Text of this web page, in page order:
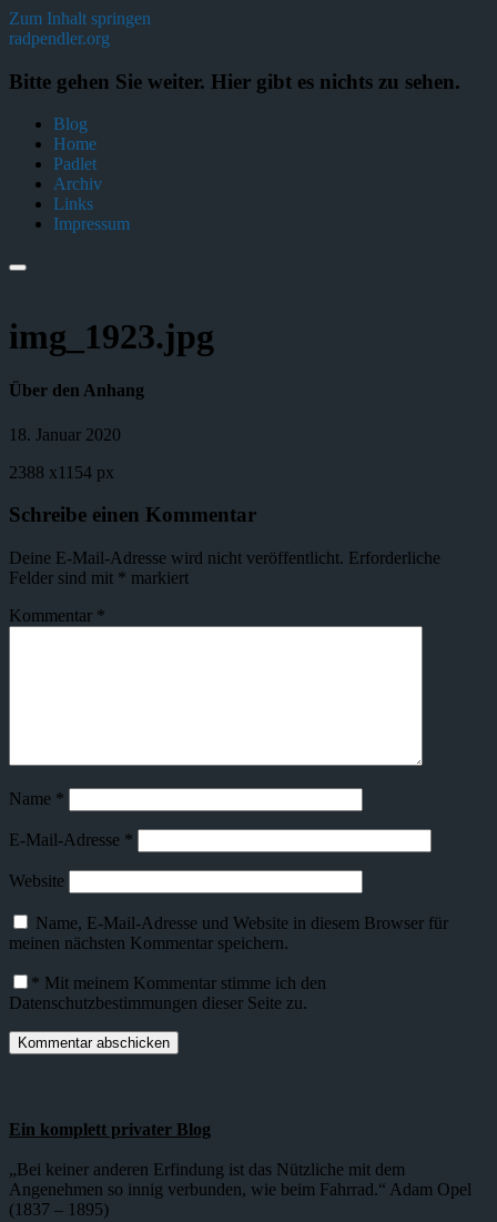
Zum Inhalt springen
radpendler.org
Bitte gehen Sie weiter. Hier gibt es nichts zu sehen.
Blog
Home
Padlet
Archiv
Links
Impressum
img_1923.jpg
Über den Anhang
18. Januar 2020
2388 x1154 px
Schreibe einen Kommentar
Deine E-Mail-Adresse wird nicht veröffentlicht. Erforderliche
Felder sind mit * markiert
Kommentar *
Name *
E-Mail-Adresse *
Website
Name, E-Mail-Adresse und Website in diesem Browser für
meinen nächsten Kommentar speichern.
* Mit meinem Kommentar stimme ich den
Datenschutzbestimmungen dieser Seite zu.
Ein komplett privater Blog
„Bei keiner anderen Erfindung ist das Nützliche mit dem
Angenehmen so innig verbunden, wie beim Fahrrad.“ Adam Opel
(1837 – 1895)